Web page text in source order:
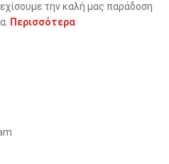
την καλή μας παράδοση
Περισσότερα